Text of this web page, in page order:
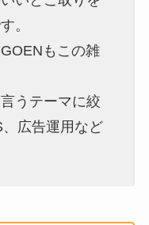
。
もこの雑
うテーマに絞
広告運用など